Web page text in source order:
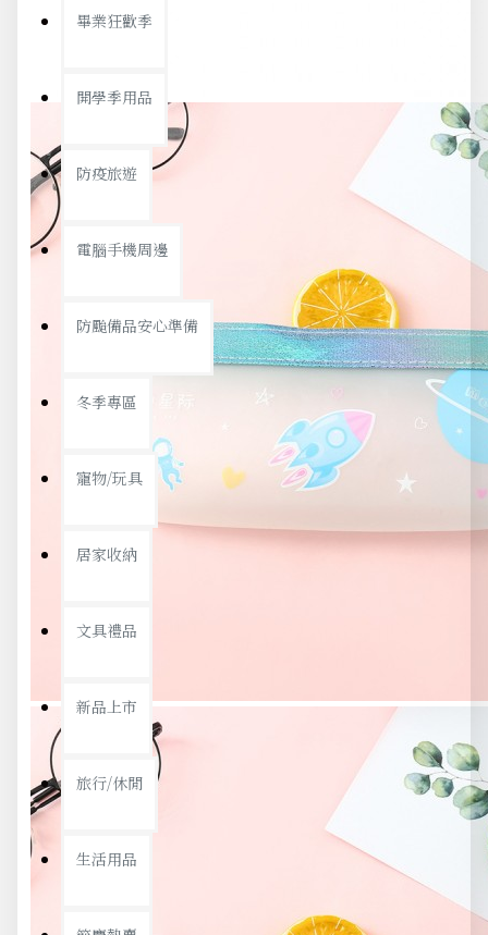
畢業狂歡季
開學季用品
防疫旅遊
電腦手機周邊
防颱備品安心準備
冬季專區
寵物/玩具
居家收納
文具禮品
新品上市
旅行/休閒
生活用品